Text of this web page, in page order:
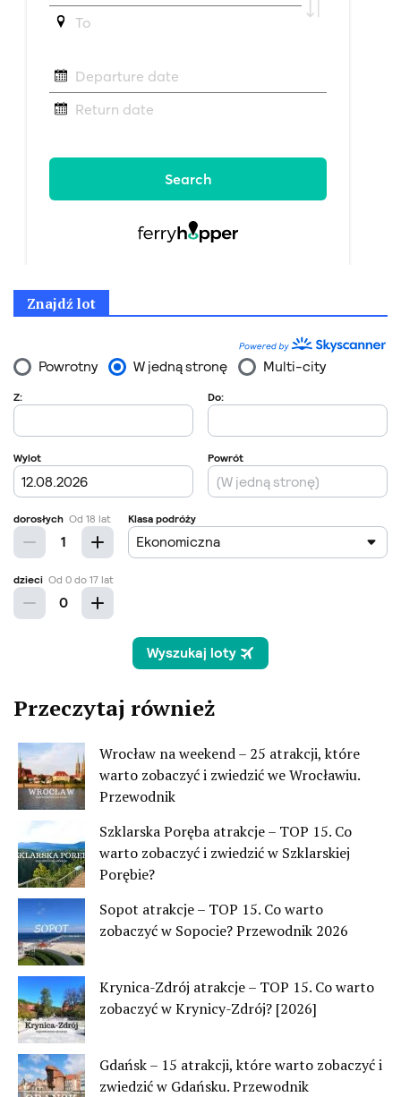
Znajdź lot
Przeczytaj również
Wrocław na weekend – 25 atrakcji, które
warto zobaczyć i zwiedzić we Wrocławiu.
Przewodnik
Szklarska Poręba atrakcje – TOP 15. Co
warto zobaczyć i zwiedzić w Szklarskiej
Porębie?
Sopot atrakcje – TOP 15. Co warto
zobaczyć w Sopocie? Przewodnik 2026
Krynica-Zdrój atrakcje – TOP 15. Co warto
zobaczyć w Krynicy-Zdrój? [2026]
Gdańsk – 15 atrakcji, które warto zobaczyć i
zwiedzić w Gdańsku. Przewodnik